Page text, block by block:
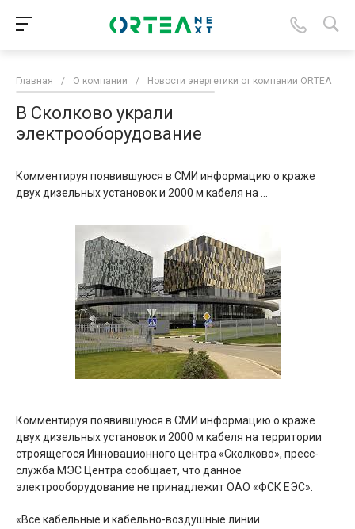
Главная / О компании / Новости энергетики от компании ORTEA
В Сколково украли
электрооборудование
Комментируя появившуюся в СМИ информацию о краже
двух дизельных установок и 2000 м кабеля на ...
Комментируя появившуюся в СМИ информацию о краже
двух дизельных установок и 2000 м кабеля на территории
строящегося Инновационного центра «Сколково», пресс-
служба МЭС Центра сообщает, что данное
электрооборудование не принадлежит ОАО «ФСК ЕЭС».
«Все кабельные и кабельно-воздушные линии